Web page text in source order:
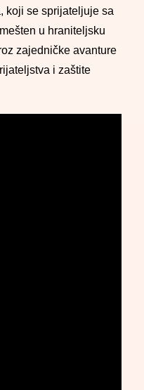
koji se sprijateljuje sa
u hraniteljsku
zajedničke avanture
i zaštite